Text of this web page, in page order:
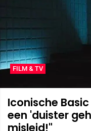
FILM & TV
Iconische
een 'duister
misleid!"